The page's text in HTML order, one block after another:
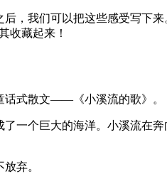
，我们可以把这些感受写下
收藏起来！
话式散文——《小溪流的歌》。
一个巨大的海洋。小溪流在
弃。